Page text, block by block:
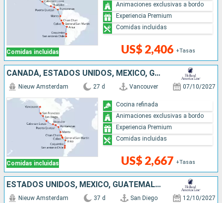
Comidas incluidas US$ 2,406 +Tasas
Animaciones exclusivas a bordo
Experiencia Premium
Comidas incluidas
CANADÁ, ESTADOS UNIDOS, MÉXICO, GUATEMALA, COSTA RICA, ECUADOR, PERÚ, CHILE
Comidas incluidas
Nieuw Amsterdam 27 d Vancouver 07/10/2027
US$ 2,667 +Tasas
Cocina refinada
Animaciones exclusivas a bordo
Experiencia Premium
Comidas incluidas
ESTADOS UNIDOS, MÉXICO, GUATEMALA, COSTA RICA, ECUADOR, PERÚ, CHILE, ARGENTINA, ISLAS MALVINAS, URUGUAY
Nieuw Amsterdam 37 d San Diego 12/10/2027